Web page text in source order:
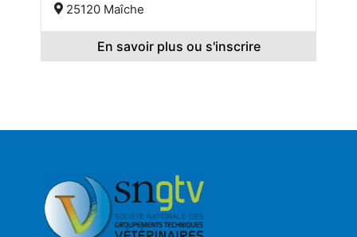
25120 Maîche
En savoir plus ou s'inscrire